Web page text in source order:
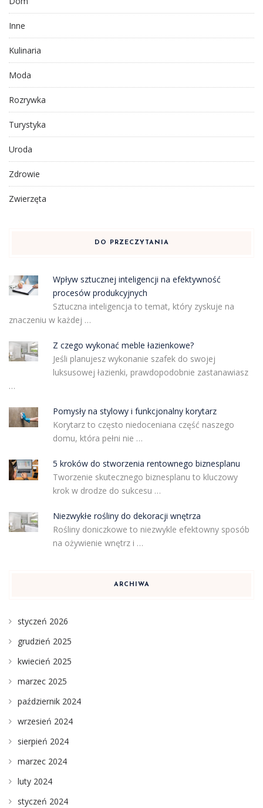
Inne
Kulinaria
Moda
Rozrywka
Turystyka
Uroda
Zdrowie
Zwierzęta
DO PRZECZYTANIA
Wpływ sztucznej inteligencji na efektywność
procesów produkcyjnych
Sztuczna inteligencja to temat, który zyskuje na
znaczeniu w każdej …
Z czego wykonać meble łazienkowe?
Jeśli planujesz wykonanie szafek do swojej
luksusowej łazienki, prawdopodobnie zastanawiasz
…
Pomysły na stylowy i funkcjonalny korytarz
Korytarz to często niedoceniana część naszego
domu, która pełni nie …
5 kroków do stworzenia rentownego biznesplanu
Tworzenie skutecznego biznesplanu to kluczowy
krok w drodze do sukcesu …
Niezwykłe rośliny do dekoracji wnętrza
Rośliny doniczkowe to niezwykle efektowny sposób
na ożywienie wnętrz i …
ARCHIWA
styczeń 2026
grudzień 2025
kwiecień 2025
marzec 2025
październik 2024
wrzesień 2024
sierpień 2024
marzec 2024
luty 2024
styczeń 2024